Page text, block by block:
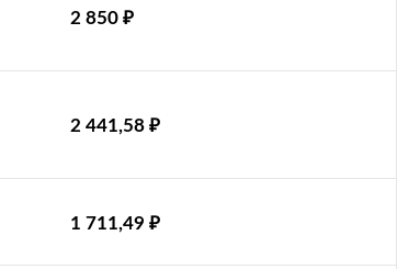
2 850 ₽
2 441,58 ₽
1 711,49 ₽